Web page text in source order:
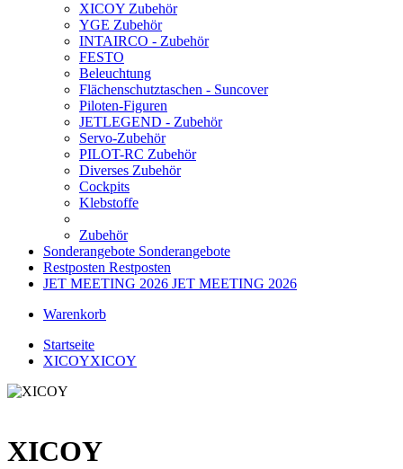
XICOY Zubehör
YGE Zubehör
INTAIRCO - Zubehör
FESTO
Beleuchtung
Flächenschutztaschen - Suncover
Piloten-Figuren
JETLEGEND - Zubehör
Servo-Zubehör
PILOT-RC Zubehör
Diverses Zubehör
Cockpits
Klebstoffe
Zubehör
Sonderangebote Sonderangebote
Restposten Restposten
JET MEETING 2026 JET MEETING 2026
Warenkorb
Startseite
XICOYXICOY
XICOY